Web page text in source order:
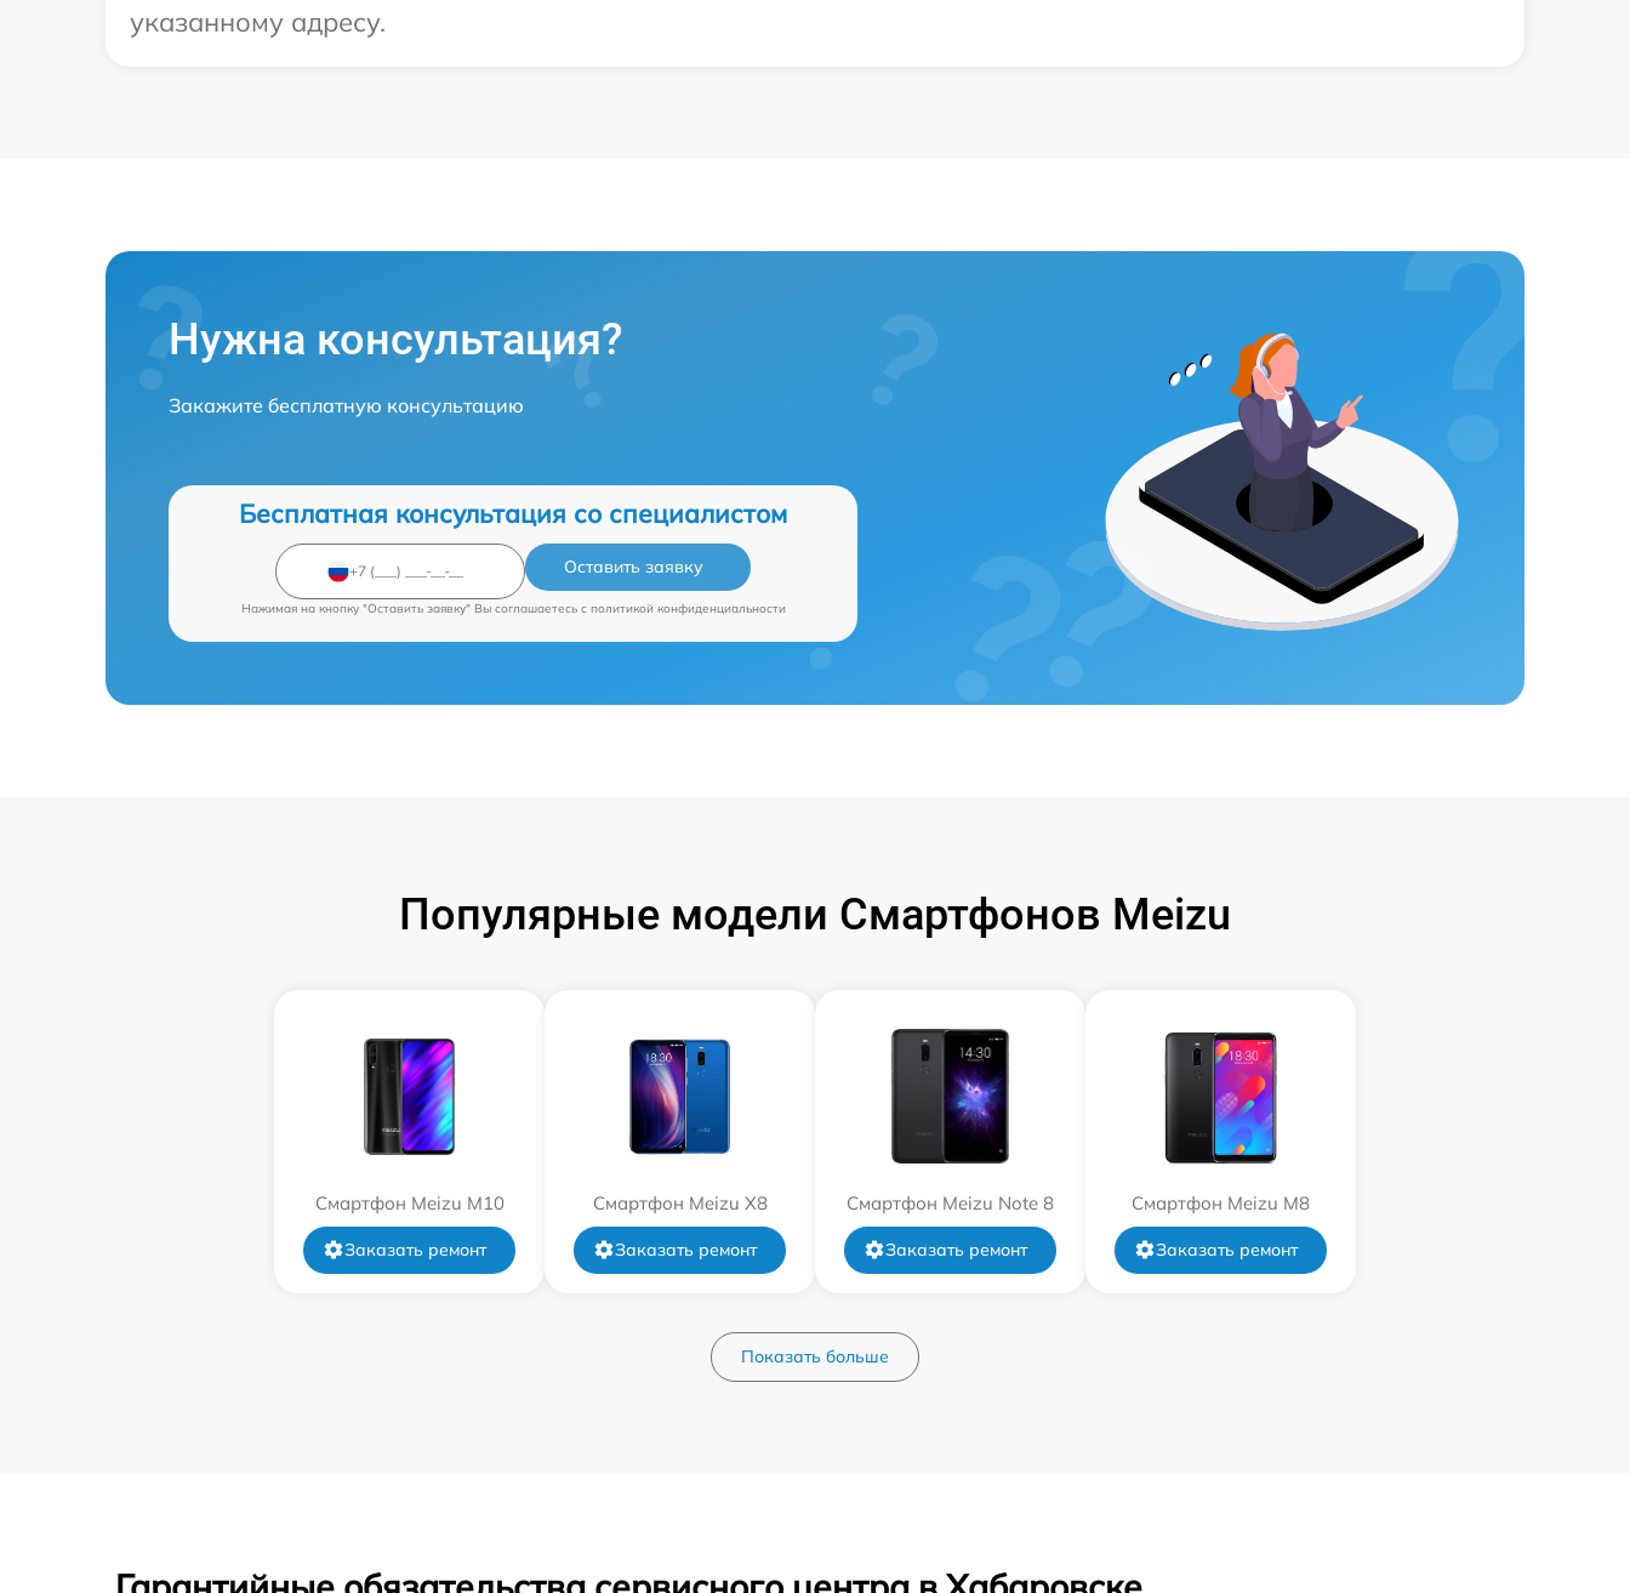
указанному адресу.
Нужна консультация?
Закажите бесплатную консультацию
Бесплатная консультация со специалистом
Оставить заявку
Нажимая на кнопку "Оставить заявку" Вы соглашаетесь c политикой конфиденциальности
Популярные модели Смартфонов Meizu
Смартфон Meizu M10
Заказать ремонт
Смартфон Meizu X8
Заказать ремонт
Смартфон Meizu Note 8
Заказать ремонт
Смартфон Meizu M8
Заказать ремонт
Показать больше